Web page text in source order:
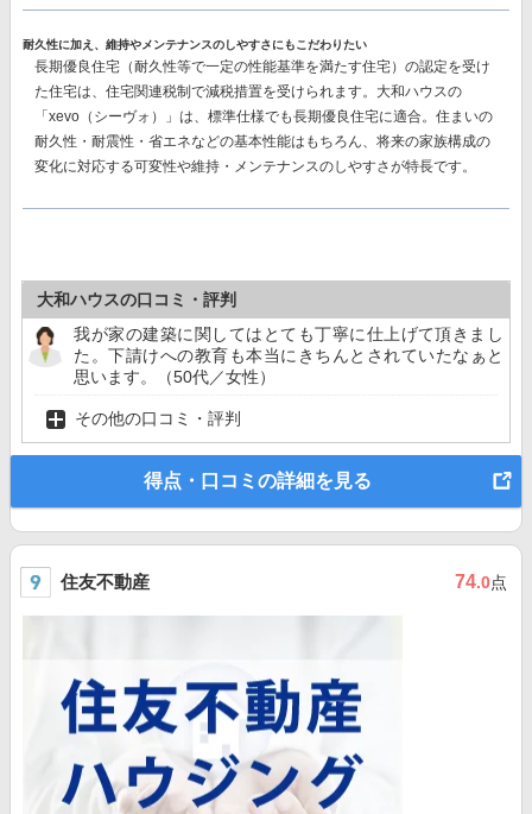
耐久性に加え、維持やメンテナンスのしやすさにもこだわりたい
長期優良住宅（耐久性等で一定の性能基準を満たす住宅）の認定を受け
た住宅は、住宅関連税制で減税措置を受けられます。大和ハウスの
「xevo（シーヴォ）」は、標準仕様でも長期優良住宅に適合。住まいの
耐久性・耐震性・省エネなどの基本性能はもちろん、将来の家族構成の
変化に対応する可変性や維持・メンテナンスのしやすさが特長です。
大和ハウスの口コミ・評判
我が家の建築に関してはとても丁寧に仕上げて頂きまし
た。下請けへの教育も本当にきちんとされていたなぁと
思います。（50代／女性）
その他の口コミ・評判
得点・口コミの詳細を見る
住友不動産 74.0点